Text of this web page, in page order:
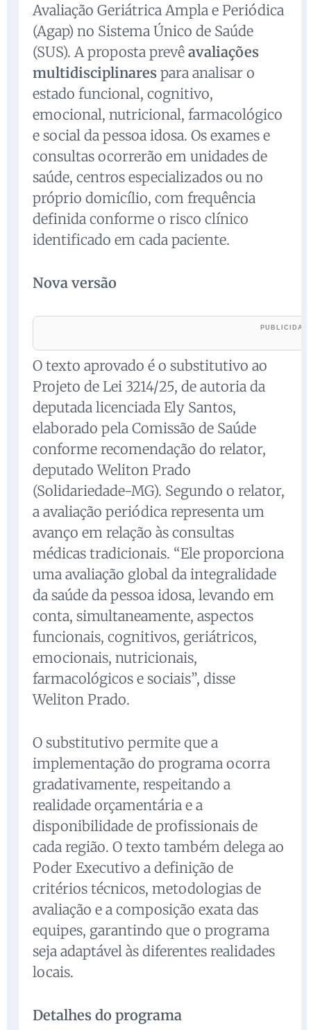
Avaliação Geriátrica Ampla e Periódica
(Agap) no Sistema Único de Saúde
(SUS). A proposta prevê avaliações
multidisciplinares para analisar o
estado funcional, cognitivo,
emocional, nutricional, farmacológico
e social da pessoa idosa. Os exames e
consultas ocorrerão em unidades de
saúde, centros especializados ou no
próprio domicílio, com frequência
definida conforme o risco clínico
identificado em cada paciente.
Nova versão
O texto aprovado é o substitutivo ao
Projeto de Lei 3214/25, de autoria da
deputada licenciada Ely Santos,
elaborado pela Comissão de Saúde
conforme recomendação do relator,
deputado Weliton Prado
(Solidariedade-MG). Segundo o relator,
a avaliação periódica representa um
avanço em relação às consultas
médicas tradicionais. “Ele proporciona
uma avaliação global da integralidade
da saúde da pessoa idosa, levando em
conta, simultaneamente, aspectos
funcionais, cognitivos, geriátricos,
emocionais, nutricionais,
farmacológicos e sociais”, disse
Weliton Prado.
O substitutivo permite que a
implementação do programa ocorra
gradativamente, respeitando a
realidade orçamentária e a
disponibilidade de profissionais de
cada região. O texto também delega ao
Poder Executivo a definição de
critérios técnicos, metodologias de
avaliação e a composição exata das
equipes, garantindo que o programa
seja adaptável às diferentes realidades
locais.
Detalhes do programa